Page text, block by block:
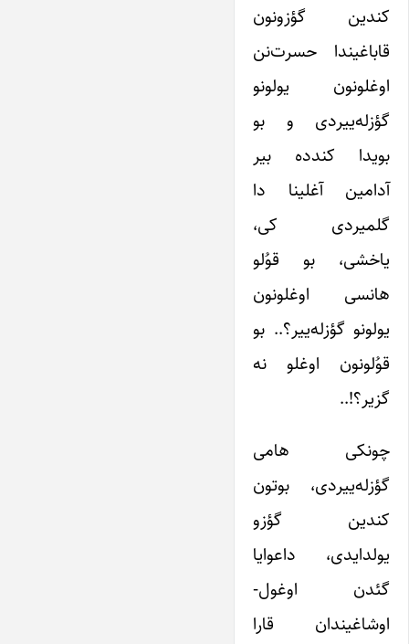
کندین گؤزونون
قاباغیندا حسرت‌نن
اوغلونون یولونو
گؤزله‌ییردی و بو
بویدا کندده بیر
آدامین آغلینا دا
گلمیردی کی،
یاخشی، بو قوُلو
هانسی اوغلونون
یولونو گؤزله‌ییر؟.. بو
قوُلونون اوغلو نه
گزیر؟!..
چونکی هامی
گؤزله‌ییردی، بوتون
کندین گؤزو
یولدایدی، داعوایا
گئدن اوغول-
اوشاغیندان قارا